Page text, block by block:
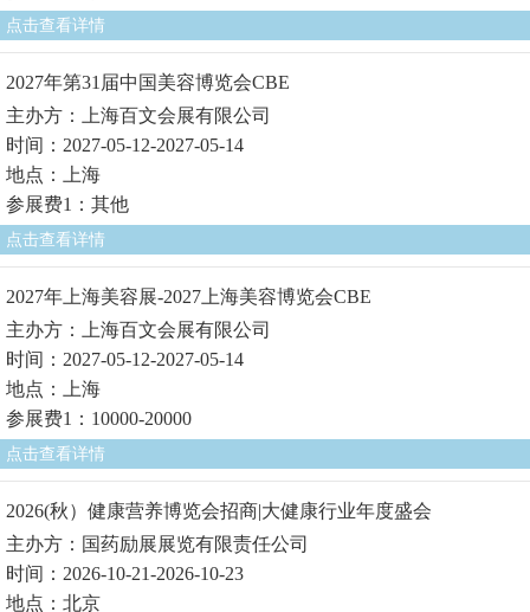
点击查看详情
2027年第31届中国美容博览会CBE
主办方：上海百文会展有限公司
时间：2027-05-12-2027-05-14
地点：上海
参展费1：其他
点击查看详情
2027年上海美容展-2027上海美容博览会CBE
主办方：上海百文会展有限公司
时间：2027-05-12-2027-05-14
地点：上海
参展费1：10000-20000
点击查看详情
2026(秋）健康营养博览会招商|大健康行业年度盛会
主办方：国药励展展览有限责任公司
时间：2026-10-21-2026-10-23
地点：北京